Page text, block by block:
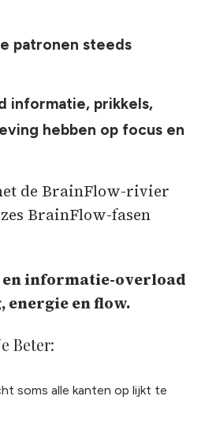
patronen steeds
informatie, prikkels,
hebben op focus en
de BrainFlow-rivier
BrainFlow-fasen
informatie-overload
en flow.
Beter:
soms alle kanten op lijkt te